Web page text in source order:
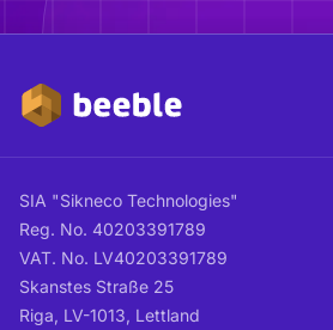
SIA "Sikneco Technologies"
Reg. No. 40203391789
VAT. No. LV40203391789
Skanstes Straße 25
Riga, LV-1013, Lettland